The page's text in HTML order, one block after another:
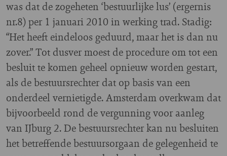
was dat de zogeheten ‘bestuurlijke lus’ (ergernis
nr.8) per 1 januari 2010 in werking trad. Stadig:
“Het heeft eindeloos geduurd, maar het is dan nu
zover.” Tot dusver moest de procedure om tot een
besluit te komen geheel opnieuw worden gestart,
als de bestuursrechter dat op basis van een
onderdeel vernietigde. Amsterdam overkwam dat
bijvoorbeeld rond de vergunning voor aanleg
van IJburg 2. De bestuursrechter kan nu besluiten
het betreffende bestuursorgaan de gelegenheid te